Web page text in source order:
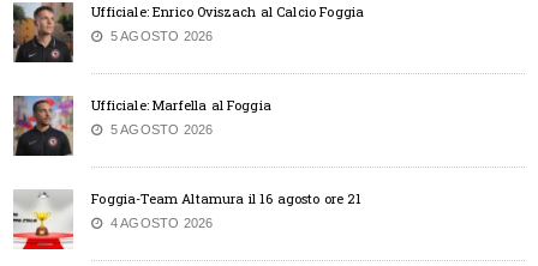
Ufficiale: Enrico Oviszach al Calcio Foggia
5 AGOSTO 2026
Ufficiale: Marfella al Foggia
5 AGOSTO 2026
Foggia-Team Altamura il 16 agosto ore 21
4 AGOSTO 2026